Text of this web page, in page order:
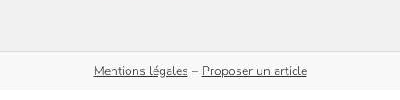
Mentions légales – Proposer un article